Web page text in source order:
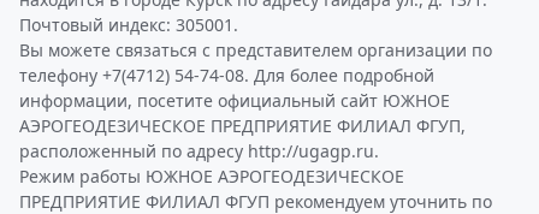
Почтовый индекс: 305001.
Вы можете связаться с представителем организации по
телефону +7(4712) 54-74-08. Для более подробной
информации, посетите официальный сайт ЮЖНОЕ
АЭРОГЕОДЕЗИЧЕСКОЕ ПРЕДПРИЯТИЕ ФИЛИАЛ ФГУП,
расположенный по адресу http://ugagp.ru.
Режим работы ЮЖНОЕ АЭРОГЕОДЕЗИЧЕСКОЕ
ПРЕДПРИЯТИЕ ФИЛИАЛ ФГУП рекомендуем уточнить по